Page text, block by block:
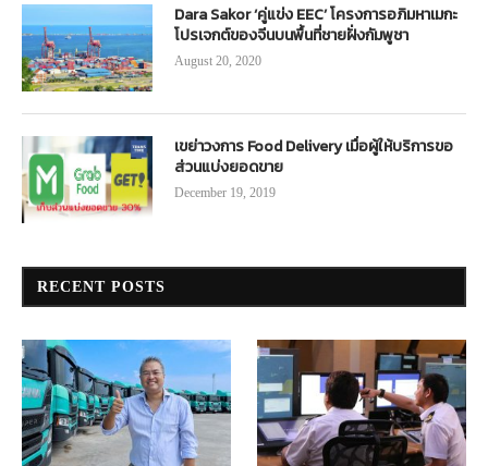
Dara Sakor ‘คู่แข่ง EEC’ โครงการอภิมหาเมกะ
โปรเจกต์ของจีนบนพื้นที่ชายฝั่งกัมพูชา
August 20, 2020
เขย่าวงการ Food Delivery เมื่อผู้ให้บริการขอ
ส่วนแบ่งยอดขาย
December 19, 2019
RECENT POSTS